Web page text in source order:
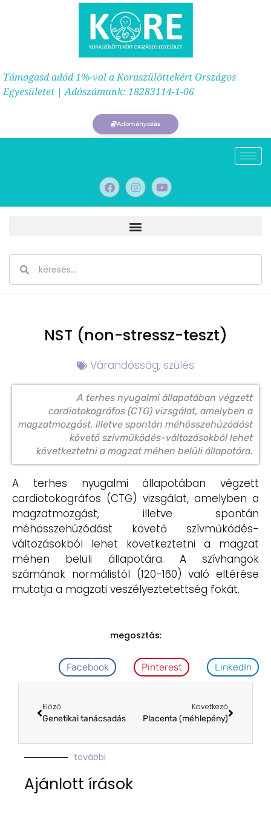
Támogasd adód 1%-val a Koraszülöttekért Országos
Egyesületet | Adószámunk: 18283114-1-06
Adományozás
NST (non-stressz-teszt)
Várandósság, szülés
A terhes nyugalmi állapotában végzett
cardiotokográfos (CTG) vizsgálat, amelyben a
magzatmozgást, illetve spontán méhösszehúzódást
követő szívműködés-változásokból lehet
következtetni a magzat méhen belüli állapotára.
A terhes nyugalmi állapotában végzett
cardiotokográfos (CTG) vizsgálat, amelyben a
magzatmozgást, illetve spontán
méhösszehúzódást követő szívműködés-
változásokból lehet következtetni a magzat
méhen belüli állapotára. A szívhangok
számának normálistól (120-160) való eltérése
mutatja a magzati veszélyeztetettség fokát.
megosztás:
Facebook Pinterest LinkedIn
Előző
Genetikai tanácsadás
Következő
Placenta (méhlepény)
további
Ajánlott írások